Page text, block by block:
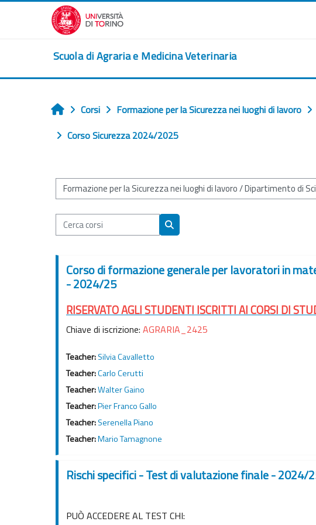
Vai al contenuto principale
Scuola di Agraria e Medicina Veterinaria
Home
Corsi Formazione per la Sicurezza nei luoghi di lavoro
Corso Sicurezza 2024/2025
Categorie di corso
Cerca corsi
Cerca corsi
Corso di formazione generale per lavoratori in
- 2024/25
RISERVATO AGLI STUDENTI ISCRITTI AI CORSI DI
Chiave di iscrizione: AGRARIA_2425
Teacher:Silvia Cavalletto
Teacher:Carlo Cerutti
Teacher:Walter Gaino
Teacher:Pier Franco Gallo
Teacher:Serenella Piano
Teacher:Mario Tamagnone
Rischi specifici - Test di valutazione finale - 2024/
PUÒ ACCEDERE AL TEST CHI: